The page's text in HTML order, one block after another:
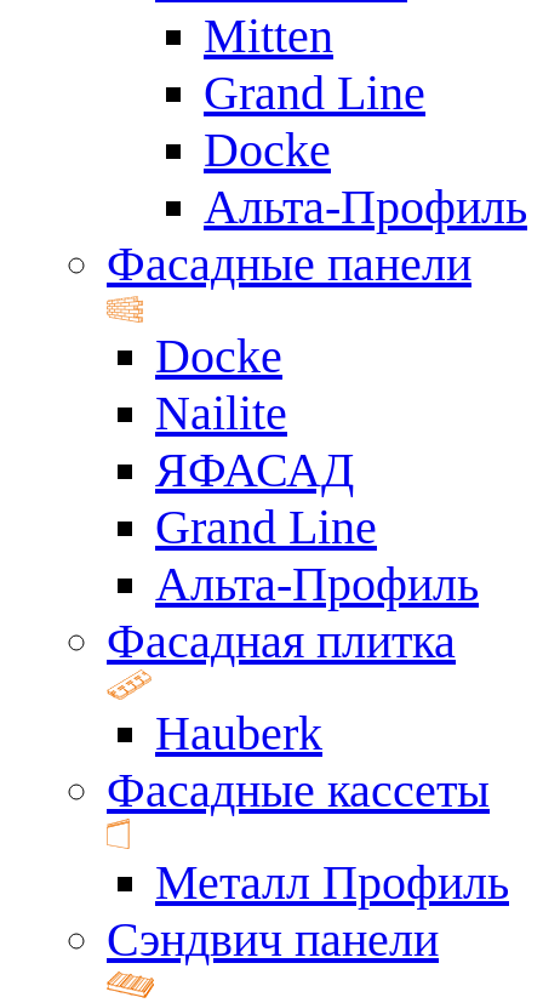
Mitten
Grand Line
Docke
Альта-Профиль
Фасадные панели
Docke
Nailite
ЯФАСАД
Grand Line
Альта-Профиль
Фасадная плитка
Hauberk
Фасадные кассеты
Металл Профиль
Сэндвич панели